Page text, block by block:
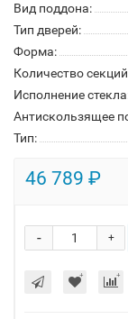
Вид поддона:
Тип дверей:
Форма:
Количество
Исполнение
Антискользящее
Тип:
46 789 ₽
+
-